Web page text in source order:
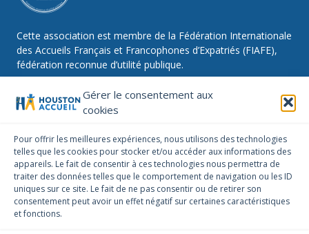
Gérer le consentement aux
cookies
Pour offrir les meilleures expériences, nous utilisons des technologies
telles que les cookies pour stocker et/ou accéder aux informations des
appareils. Le fait de consentir à ces technologies nous permettra de
traiter des données telles que le comportement de navigation ou les ID
uniques sur ce site. Le fait de ne pas consentir ou de retirer son
consentement peut avoir un effet négatif sur certaines caractéristiques
et fonctions.
Cette association est membre de la Fédération Internationale
des Accueils Français et Francophones d’Expatriés (FIAFE),
fédération reconnue d’utilité publique.
NOUS SUIVRE
Facebook Instagram Linkedin
NOUS CONTACTER
infos@houstonaccueil.org